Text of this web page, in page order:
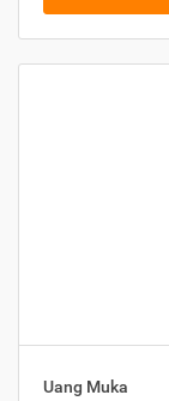
Uang Muka